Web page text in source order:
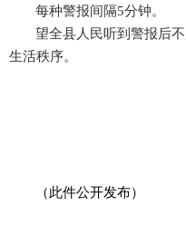
每种警报间隔5分钟。
望全县人民听到警报后
生活秩序。
（此件公开发布）